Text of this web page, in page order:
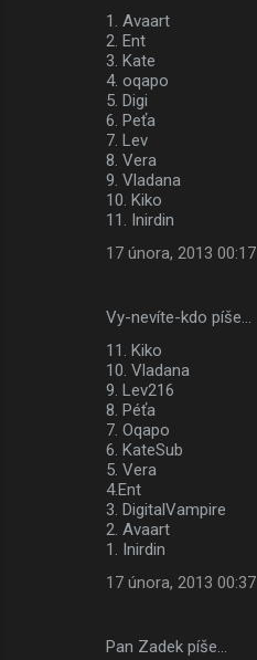
1. Avaart
2. Ent
3. Kate
4. oqapo
5. Digi
6. Peťa
7. Lev
8. Vera
9. Vladana
10. Kiko
11. Inirdin
17 února, 2013 00:17
Vy-nevíte-kdo píše…
11. Kiko
10. Vladana
9. Lev216
8. Péťa
7. Oqapo
6. KateSub
5. Vera
4.Ent
3. DigitalVampire
2. Avaart
1. Inirdin
17 února, 2013 00:37
Pan Zadek píše…